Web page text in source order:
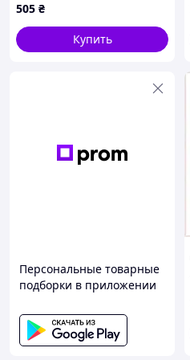
кусочки в подливке 85г
(7613032618674)
505 ₴
Купить
Персональные товарные
подборки в приложении